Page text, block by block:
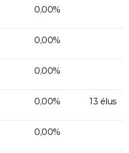
0,00%
0,00%
0,00%
0,00% 13 élus
0,00%